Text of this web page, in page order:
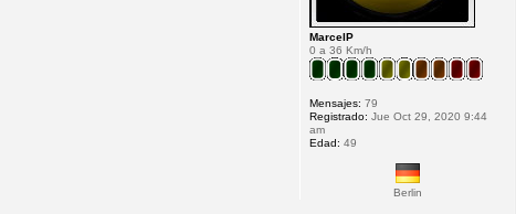
MarcelP
0 a 36 Km/h
Mensajes: 79
Registrado: Jue Oct 29, 2020 9:44
am
Edad: 49
Berlin